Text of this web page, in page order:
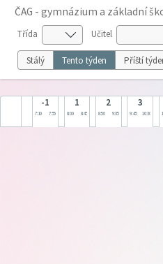
ČAG - gymnázium a základní
Třída Učitel
Stálý Tento týden Příští
-1
7:10 7:55
1
8:00 8:45
2
8:50 9:35
3
9:45 10:30